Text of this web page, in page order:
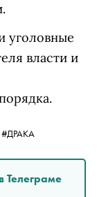
уголовные
власти и
#ДРАКА
Телеграме